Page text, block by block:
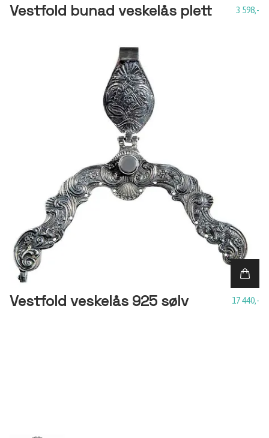
Vestfold bunad veskelås plett 3 598,-
Vestfold veskelås 925 sølv 17 440,-